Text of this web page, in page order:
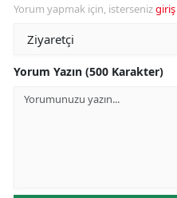
Yorum yapmak için, istersenizgiriş
Yorum Yazın (500 Karakter)